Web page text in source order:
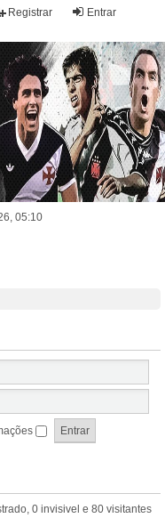
Entrar
Registrar
05:10
0 invisivel e 80 visitantes